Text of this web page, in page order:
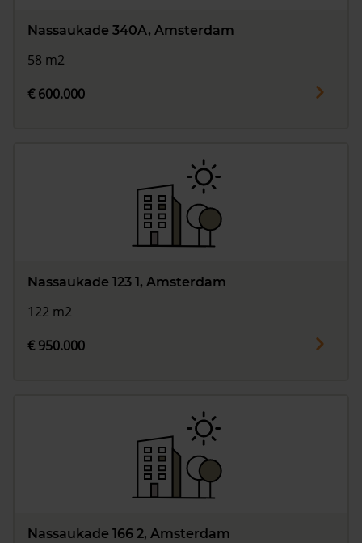
Nassaukade 340A, Amsterdam
58 m2
€ 600.000
Nassaukade 123 1, Amsterdam
122 m2
€ 950.000
Nassaukade 166 2, Amsterdam